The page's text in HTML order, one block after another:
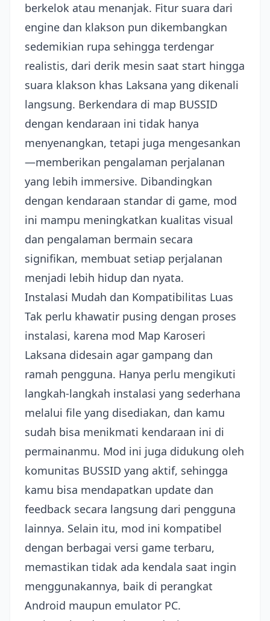
berkelok atau menanjak. Fitur suara dari
engine dan klakson pun dikembangkan
sedemikian rupa sehingga terdengar
realistis, dari derik mesin saat start hingga
suara klakson khas Laksana yang dikenali
langsung. Berkendara di map BUSSID
dengan kendaraan ini tidak hanya
menyenangkan, tetapi juga mengesankan
—memberikan pengalaman perjalanan
yang lebih immersive. Dibandingkan
dengan kendaraan standar di game, mod
ini mampu meningkatkan kualitas visual
dan pengalaman bermain secara
signifikan, membuat setiap perjalanan
menjadi lebih hidup dan nyata.
Instalasi Mudah dan Kompatibilitas Luas
Tak perlu khawatir pusing dengan proses
instalasi, karena mod Map Karoseri
Laksana didesain agar gampang dan
ramah pengguna. Hanya perlu mengikuti
langkah-langkah instalasi yang sederhana
melalui file yang disediakan, dan kamu
sudah bisa menikmati kendaraan ini di
permainanmu. Mod ini juga didukung oleh
komunitas BUSSID yang aktif, sehingga
kamu bisa mendapatkan update dan
feedback secara langsung dari pengguna
lainnya. Selain itu, mod ini kompatibel
dengan berbagai versi game terbaru,
memastikan tidak ada kendala saat ingin
menggunakannya, baik di perangkat
Android maupun emulator PC.